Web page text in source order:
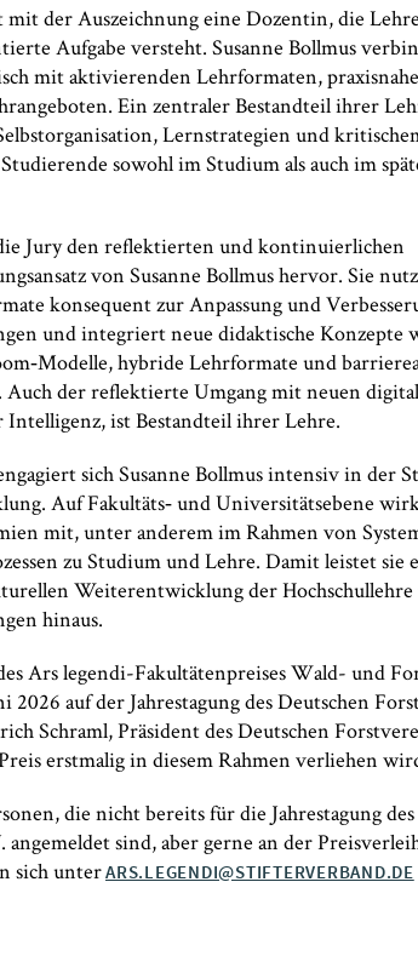
der Auszeichnung eine Dozentin, die
Aufgabe versteht. Susanne Bollmus
mit aktivierenden Lehrformaten,
Ein zentraler Bestandteil ihrer
Lernstrategien und
sowohl im Studium als auch im
Jury den reflektierten und kontinuierlichen
von Susanne Bollmus hervor. Sie
konsequent zur Anpassung und
und integriert neue didaktische Konzepte
hybride Lehrformate und
der reflektierte Umgang mit neuen
Intelligenz, ist Bestandteil ihrer Lehre.
sich Susanne Bollmus intensiv in der
Auf Fakultäts‑ und Universitätsebene
mit, unter anderem im Rahmen von
zu Studium und Lehre. Damit leistet sie
Weiterentwicklung der
hinaus.
Ars legendi-Fakultätenpreises Wald- und
2026 auf der Jahrestagung des Deutschen
Schraml, Präsident des Deutschen
Preis erstmalig in diesem Rahmen verliehen
die nicht bereits für die Jahrestagung
angemeldet sind, aber gerne an der
sich unterARS.LEGENDI@STIFTERVERBAND.DE